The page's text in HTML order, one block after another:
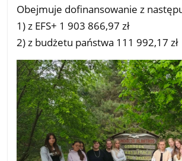
Obejmuje dofinansowanie z
1) z EFS+ 1 903 866,97 zł
2) z budżetu państwa 111 992,17 zł